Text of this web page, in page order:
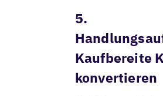
5.
Kaufbereite
konvertieren